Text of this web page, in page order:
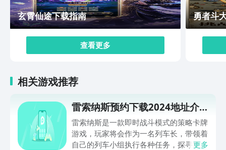
玄霄仙途下载指南
查看更多
勇者斗
相关游戏推荐
雷索纳斯预约下载2024地址介
绍
雷索纳斯是一款即时战斗模式的策略卡牌
游戏，玩家将会作为一名列车长，带领着
自己的列车小组执行各种任务，探寻世界
更多